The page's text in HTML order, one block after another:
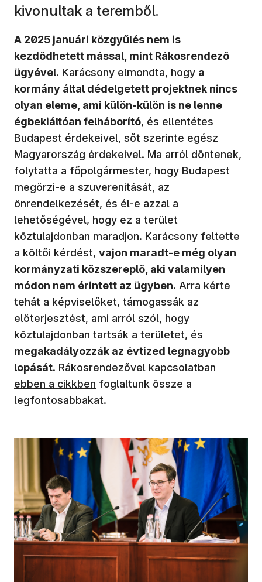
kivonultak a teremből.
A 2025 januári közgyűlés nem is
kezdődhetett mással, mint Rákosrendező
ügyével. Karácsony elmondta, hogy a
kormány által dédelgetett projektnek nincs
olyan eleme, ami külön-külön is ne lenne
égbekiáltóan felháborító, és ellentétes
Budapest érdekeivel, sőt szerinte egész
Magyarország érdekeivel. Ma arról döntenek,
folytatta a főpolgármester, hogy Budapest
megőrzi-e a szuverenitását, az
önrendelkezését, és él-e azzal a
lehetőségével, hogy ez a terület
köztulajdonban maradjon. Karácsony feltette
a költői kérdést, vajon maradt-e még olyan
kormányzati közszereplő, aki valamilyen
módon nem érintett az ügyben. Arra kérte
tehát a képviselőket, támogassák az
előterjesztést, ami arról szól, hogy
köztulajdonban tartsák a területet, és
megakadályozzák az évtized legnagyobb
lopását. Rákosrendezővel kapcsolatban
ebben a cikkben foglaltunk össze a
legfontosabbakat.